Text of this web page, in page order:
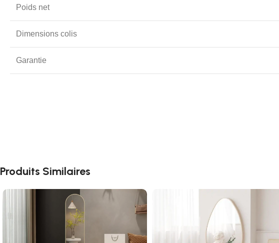
Poids net
Dimensions colis
Garantie
Produits Similaires